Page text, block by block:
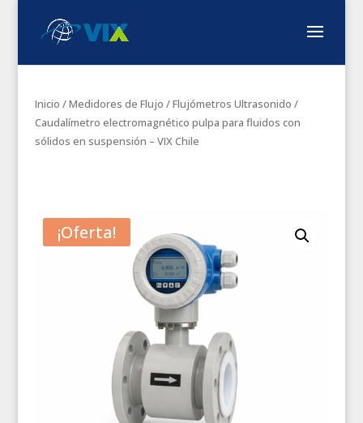
Inicio /Medidores de Flujo /Flujómetros Ultrasonido /
Caudalímetro electromagnético pulpa para fluidos con
sólidos en suspensión – VIX Chile
¡Oferta!